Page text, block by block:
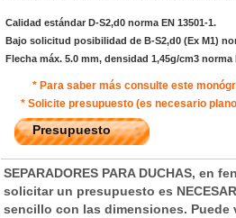
Calidad estándar D-S2,d0 norma EN 13501-1.
Bajo solicitud posibilidad de B-S2,d0 (Ex M1)
Flecha máx. 5.0 mm, densidad 1,45g/cm3 norma
* Para saber más consulte este
* Solicite presupuesto (es necesario
Presupuesto
SEPARADORES PARA DUCHAS, en
solicitar un presupuesto es
sencillo con las dimensiones. Puede